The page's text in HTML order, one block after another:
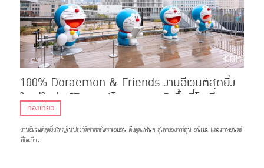
100% Doraemon & Friends งานอีเวนต์สุดยิ่ง
ใหญ่ในประวัติศาสตร์โดราเอมอนจัดขึ้นที่โตเกียว
ท่องเที่ยว
งานอีเวนต์สุดยิ่งใหญ่ในประวัติศาสตร์โดราเอมอน ดึงดูดแฟนๆ สู่โลกของการ์ตูน อนิเมะ และภาพยนตร์
ที่โตเกียว